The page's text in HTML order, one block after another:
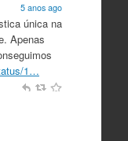
5 anos ago
única na
Apenas
1…